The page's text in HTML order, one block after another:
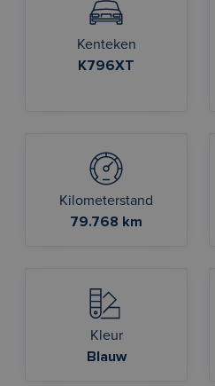
Kenteken
K796XT
Kilometerstand
79.768 km
Kleur
Blauw